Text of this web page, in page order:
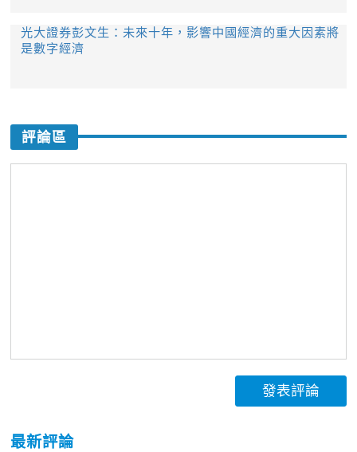
光大證券彭文生：未來十年，影響中國經濟的重大因素將
是數字經濟
評論區
發表評論
最新評論